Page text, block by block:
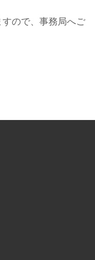
ので、事務局へご